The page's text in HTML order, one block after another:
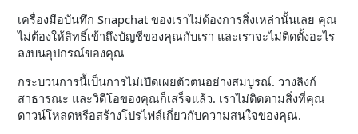
เครื่องมือบันทึก Snapchat ของเราไม่ต้องการสิ่งเหล่านั้นเลย คุณ
ไม่ต้องให้สิทธิ์เข้าถึงบัญชีของคุณกับเรา และเราจะไม่ติดตั้งอะไร
ลงบนอุปกรณ์ของคุณ
กระบวนการนี้เป็นการไม่เปิดเผยตัวตนอย่างสมบูรณ์. วางลิงก์
สาธารณะ และวิดีโอของคุณก็เสร็จแล้ว. เราไม่ติดตามสิ่งที่คุณ
ดาวน์โหลดหรือสร้างโปรไฟล์เกี่ยวกับความสนใจของคุณ.